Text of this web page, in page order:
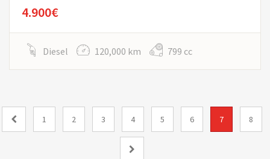
4.900€
Diesel 120,000 km 799 cc
1 2 3 4 5 6 7 8